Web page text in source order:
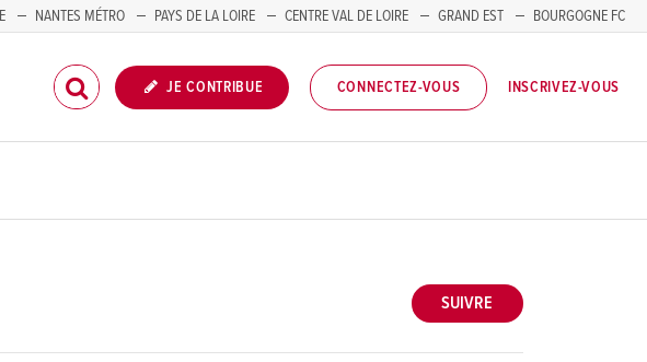
NANTES MÉTRO PAYS DE LA LOIRE CENTRE VAL DE LOIRE GRAND EST
BOURGOGNE FC
JE CONTRIBUE CONNECTEZ-VOUS INSCRIVEZ-VOUS
SUIVRE